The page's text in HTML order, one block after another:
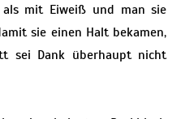
mit Eiweiß und man sie
sie einen Halt bekamen,
sei Dank überhaupt nicht